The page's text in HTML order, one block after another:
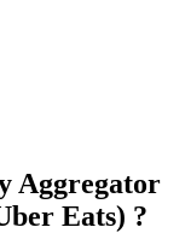
Aggregator
Eats) ?